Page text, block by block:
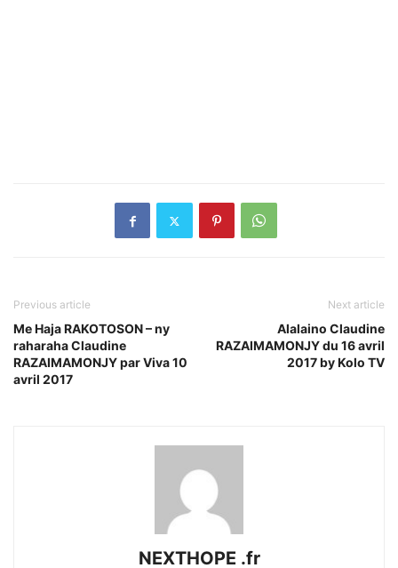
Previous article
Me Haja RAKOTOSON – ny
raharaha Claudine
RAZAIMAMONJY par Viva 10
avril 2017
Next article
Alalaino Claudine
RAZAIMAMONJY du 16 avril
2017 by Kolo TV
NEXTHOPE .fr